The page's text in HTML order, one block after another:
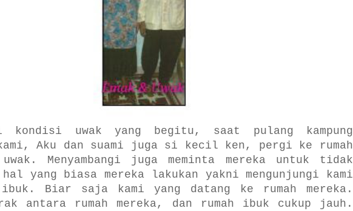
kondisi uwak yang begitu, saat pulang kampung
Aku dan suami juga si kecil ken, pergi ke rumah
uwak. Menyambangi juga meminta mereka untuk tidak
hal yang biasa mereka lakukan yakni mengunjungi kami
ibuk. Biar saja kami yang datang ke rumah mereka.
antara rumah mereka, dan rumah ibuk cukup jauh.